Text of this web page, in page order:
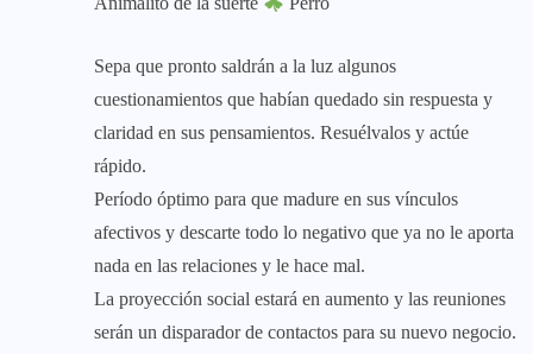
Sepa que pronto saldrán a la luz algunos
cuestionamientos que habían quedado sin respuesta y
claridad en sus pensamientos. Resuélvalos y actúe
rápido.
Período óptimo para que madure en sus vínculos
afectivos y descarte todo lo negativo que ya no le aporta
nada en las relaciones y le hace mal.
La proyección social estará en aumento y las reuniones
serán un disparador de contactos para su nuevo negocio.